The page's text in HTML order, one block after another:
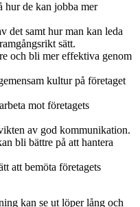
hur de kan jobba mer
det samt hur man kan leda
sätt.
och bli mer effektiva genom
kultur på företaget
mot företagets
av god kommunikation.
bli bättre på att hantera
att bemöta företagets
kan se ut löper lång och